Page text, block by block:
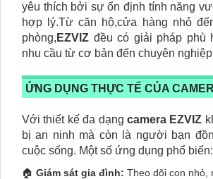
yêu thích bởi sự ổn định tính năng
hợp lý.Từ căn hộ,cửa hàng nhỏ
phòng, EZVIZ đều có giải pháp phù
nhu cầu từ cơ bản đến chuyên
ỨNG DỤNG THỰC TẾ CỦA
Với thiết kế đa dạng camera EZVIZ
bị an ninh mà còn là người bạn
cuộc sống. Một số ứng dụng phổ biến:
🏠 Giám sát gia đình: Theo dõi con nhỏ,